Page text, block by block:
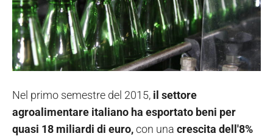
Nel primo semestre del 2015, il settore
agroalimentare italiano ha esportato beni per
quasi 18 miliardi di euro,con una crescita dell'8%